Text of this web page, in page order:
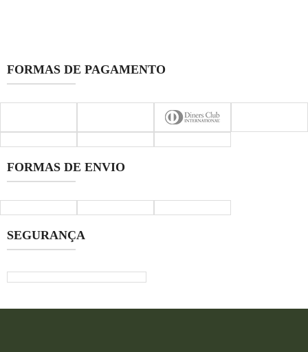
FORMAS DE PAGAMENTO
FORMAS DE ENVIO
SEGURANÇA